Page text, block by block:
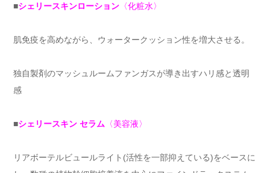
■シェリースキンローション 〈化粧水〉
肌免疫を高めながら、ウォータークッション性を増大させる。
独自製剤のマッシュルームファンガスが導き出すハリ感と透明
感
■シェリースキン セラム 〈美容液〉
リアボーテルビュールライト(活性を一部抑えている)をベースに